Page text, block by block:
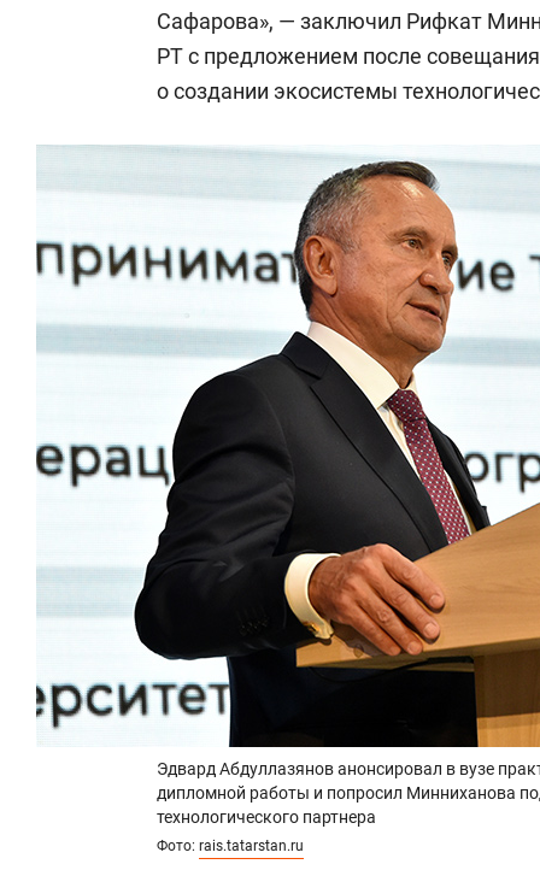
Сафарова», — заключил Рифкат
РТ с предложением после
о создании экосистемы
Эдвард Абдуллазянов анонсировал в вузе
дипломной работы и попросил Минниханова
технологического партнера
Фото: rais.tatarstan.ru